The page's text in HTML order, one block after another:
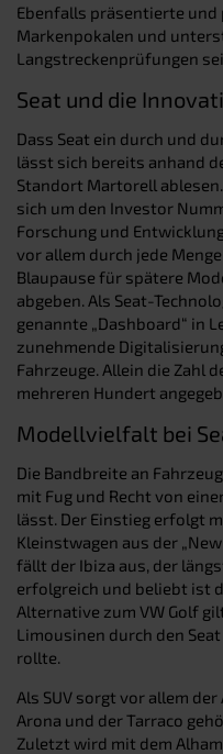
Ebenfalls präsentierte und
Markenpokalen und
Langstreckenprüfungen
Seat und die
Dass Seat ein durch und
lässt sich bereits anhand
Standort Martorell
sich um den Investor
Forschung und
vor allem durch jede
Blaupause für spätere
abgeben. Als Seat-
genannte „Dashboard“ in
zunehmende
Fahrzeuge. Allein die Zahl
mehreren Hundert
Modellvielfalt bei
Die Bandbreite an
mit Fug und Recht von
lässt. Der Einstieg erfolgt
Kleinstwagen aus der
fällt der Ibiza aus, der
erfolgreich und beliebt ist
Alternative zum VW Golf
Limousinen durch den
rollte.
Als SUV sorgt vor allem
Arona und der Tarraco
Zuletzt wird mit dem